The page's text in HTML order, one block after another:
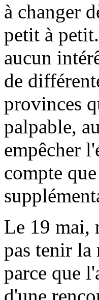
à changer
petit à
aucun
de
provinces
palpable,
empêcher
compte
Le 19 mai,
pas tenir la
parce que